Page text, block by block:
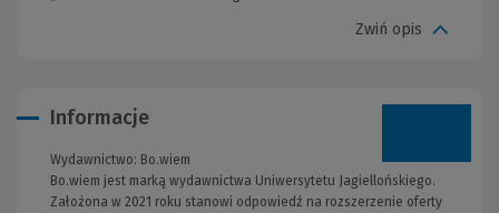
Zwiń opis
Informacje
Wydawnictwo: Bo.wiem
Bo.wiem jest marką wydawnictwa Uniwersytetu Jagiellońskiego.
Założona w 2021 roku stanowi odpowiedź na rozszerzenie oferty